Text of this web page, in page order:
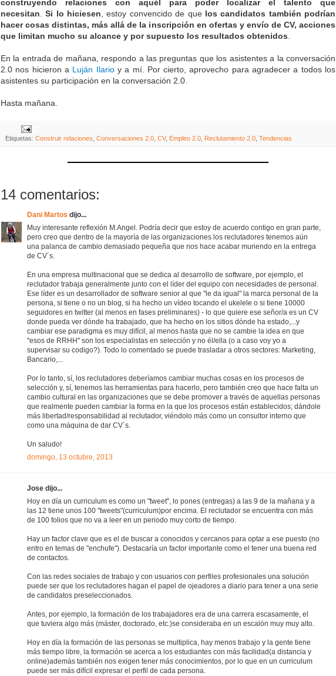
construyendo relaciones con aquél para poder localizar el talento que
necesitan .Si lo hiciesen , estoy convencido de que los candidatos también podrían
hacer cosas distintas, más allá de la inscripción en ofertas y envío de CV, acciones
que limitan mucho su alcance y por supuesto los resultados obtenidos
En la entrada de mañana, respondo a las preguntas que los asistentes a la conversación
2.0 nos hicieron a Luján Ilarioy a mí. Por cierto, aprovecho para agradecer a todos los
asistentes su participación en la conversación 2.0.
Hasta mañana.
Etiquetas: Construir relaciones Conversaciones 2.0 CV, Empleo 2.0 Reclutamiento 2.0 Tendencias
14 comentarios:
Dani Martos dijo...
Muy interesante reflexión M.Angel. Podría decir que estoy de acuerdo contigo en gran parte,
pero creo que dentro de la mayoría de las organizaciones los reclutadores tenemos aún
una palanca de cambio demasiado pequeña que nos hace acabar muriendo en la entrega
de CV´s.
En una empresa multinacional que se dedica al desarrollo de software, por ejemplo, el
reclutador trabaja generalmente junto con el líder del equipo con necesidades de personal.
Ese líder es un desarrollador de software senior al que "le da igual" la marca personal de la
persona, si tiene o no un blog, si ha hecho un vídeo tocando el ukelele o si tiene 10000
seguidores en twitter (al menos en fases preliminares) - lo que quiere ese señor/a es un CV
donde pueda ver dónde ha trabajado, que ha hecho en los sitios dónde ha estado,...y
cambiar ese paradigma es muy difícil, al menos hasta que no se cambie la idea en que
"esos de RRHH" son los especialistas en selección y no él/ella (o a caso voy yo a
supervisar su codigo?). Todo lo comentado se puede trasladar a otros sectores: Marketing,
Bancario,...
Por lo tanto, sí, los reclutadores deberíamos cambiar muchas cosas en los procesos de
selección y, sí, tenemos las herramientas para hacerlo, pero también creo que hace falta un
cambio cultural en las organizaciones que se debe promover a través de aquellas personas
que realmente pueden cambiar la forma en la que los procesos están establecidos; dándole
más libertad/responsabilidad al reclutador, viéndolo más como un consultor interno que
como una máquina de dar CV´s.
Un saludo!
domingo, 13 octubre, 2013
Jose dijo...
Hoy en día un curriculum es como un "tweet", lo pones (entregas) a las 9 de la mañana y a
las 12 tiene unos 100 "tweets"(curriculum)por encima. El reclutador se encuentra con más
de 100 folios que no va a leer en un periodo muy corto de tiempo.
Hay un factor clave que es el de buscar a conocidos y cercanos para optar a ese puesto (no
entro en temas de "enchufe"). Destacaría un factor importante como el tener una buena red
de contactos.
Con las redes sociales de trabajo y con usuarios con perfiles profesionales una solución
puede ser que los reclutadores hagan el papel de ojeadores a diario para tener a una serie
de candidatos preseleccionados.
Antes, por ejemplo, la formación de los trabajadores era de una carrera escasamente, el
que tuviera algo más (máster, doctorado, etc.)se consideraba en un escalón muy muy alto.
Hoy en día la formación de las personas se multiplica, hay menos trabajo y la gente tiene
más tiempo libre, la formación se acerca a los estudiantes con más facilidad(a distancia y
online)además también nos exigen tener más conocimientos, por lo que en un curriculum
puede ser más difícil expresar el perfil de cada persona.